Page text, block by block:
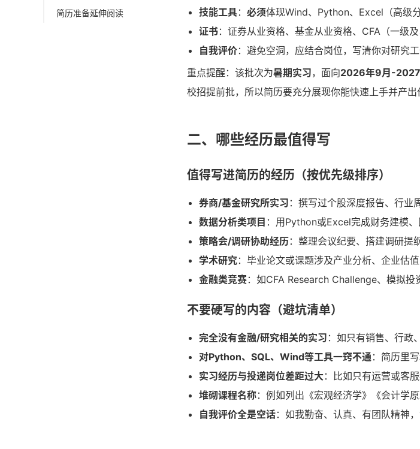
简历准备延伸阅读
技能工具： 必须体现Wind、Python、Excel（高级分
证书：证券从业资格、基金从业资格、CFA（一级
自我评价：避免空洞，应结合岗位，写清你对研究
重点提醒：该批次为暑期实习，面向2026年9月-
校招提前批，所以简历要充分展现你能快速上手并产出
二、哪些经历最值得写
值得写进简历的经历（按优先级排序）
券商/基金研究所实习 ：撰写过个股深度报告、行业
数据分析类项目 ：用Python或Excel完成财务建模、
策略会/调研协助经历：整理会议纪要、搭建调研提
学术研究：毕业论文或课题涉及产业分析、企业估值
金融类竞赛：如CFA Research Challenge、模拟投
不要硬写的内容（避坑清单）
完全没有金融/研究相关的实习 ：如只有销售、行政
对Python、SQL、Wind等工具一窍不通：简历里
实习经历与投递岗位差距过大：比如只有运营或客
堆砌课程名称：例如列出《宏观经济学》《会计学
自我评价全是空话：如我勤奋、认真、有团队精神